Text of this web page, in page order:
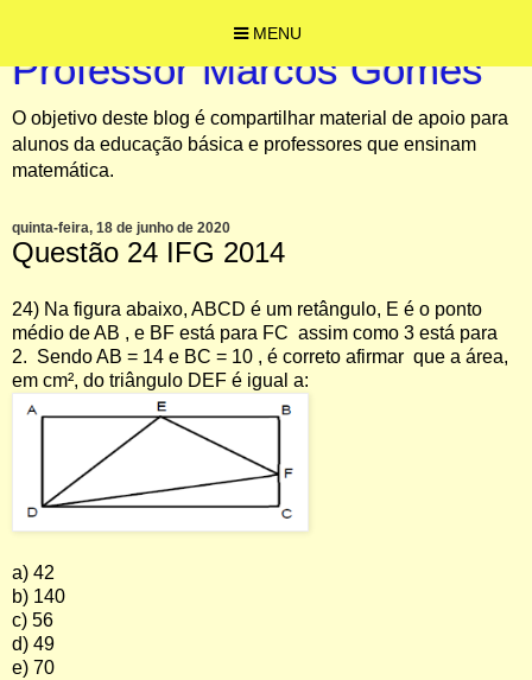
MENU
Professor Marcos Gomes
O objetivo deste blog é compartilhar material de apoio para
alunos da educação básica e professores que ensinam
matemática.
quinta-feira, 18 de junho de 2020
Questão 24 IFG 2014
24) Na figura abaixo, ABCD é um retângulo, E é o ponto
médio de AB , e BF está para FC assim como 3 está para
2. Sendo AB = 14 e BC = 10 , é correto afirmar que a área,
em cm², do triângulo DEF é igual a:
a) 42
b) 140
c) 56
d) 49
e) 70